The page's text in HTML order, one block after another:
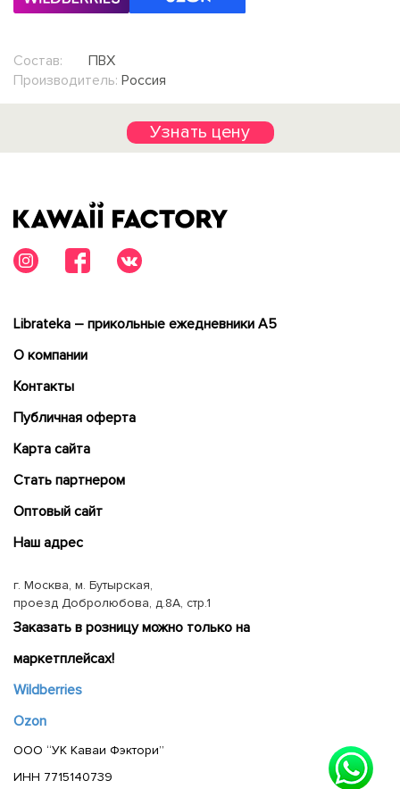
Состав:
ПВХ
Производитель: Россия
Узнать цену
Librateka – прикольные ежедневники А5
О компании
Контакты
Публичная оферта
Карта сайта
Cтать партнером
Оптовый сайт
Наш адрес
г. Москва, м. Бутырская,
проезд Добролюбова, д.8А, стр.1
Заказать в розницу можно только на
маркетплейсах!
Wildberries
Ozon
ООО “УК Каваи Фэктори”
ИНН 7715140739